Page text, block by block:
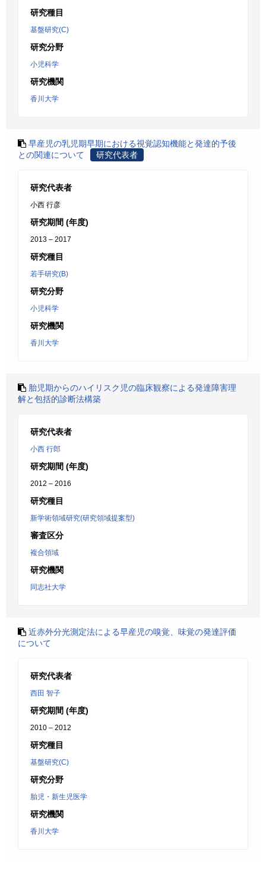
研究種目
基盤研究(C)
研究分野
小児科学
研究機関
香川大学
早産児の乳児期早期における視覚認知機能と発達的予後
との関連について
研究代表者
研究代表者
小西 行彦
研究期間 (年度)
2013 – 2017
研究種目
若手研究(B)
研究分野
小児科学
研究機関
香川大学
胎児期からのハイリスク児の臨床観察による発達障害理
解と包括的診断法構築
研究代表者
小西 行郎
研究期間 (年度)
2012 – 2016
研究種目
新学術領域研究(研究領域提案型)
審査区分
複合領域
研究機関
同志社大学
近赤外分光測定法による早産児の嗅覚、味覚の発達評価
について
研究代表者
西田 智子
研究期間 (年度)
2010 – 2012
研究種目
基盤研究(C)
研究分野
胎児・新生児医学
研究機関
香川大学